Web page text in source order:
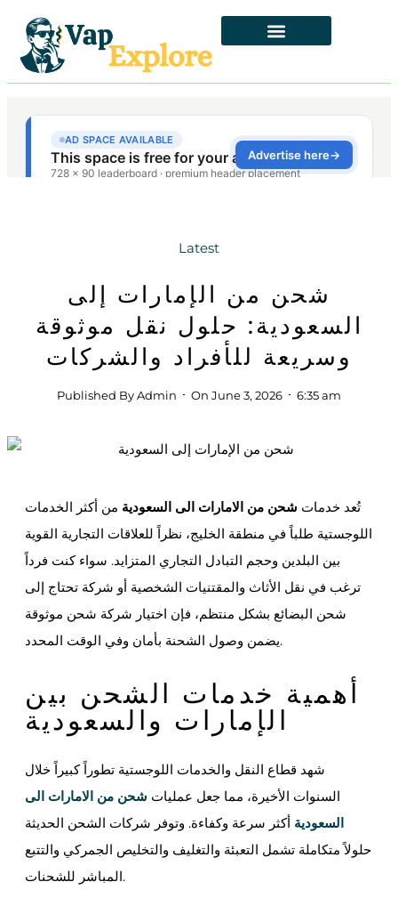
Latest
شحن من الإمارات إلى
السعودية: حلول نقل موثوقة
وسريعة للأفراد والشركات
Published ByAdmin On June 3, 2026 6:35 am
تُعد خدمات شحن من الامارات الى السعودية من أكثر الخدمات
اللوجستية طلباً في منطقة الخليج، نظراً للعلاقات التجارية القوية
بين البلدين وحجم التبادل التجاري المتزايد. سواء كنت فرداً
ترغب في نقل الأثاث والمقتنيات الشخصية أو شركة تحتاج إلى
شحن البضائع بشكل منتظم، فإن اختيار شركة شحن موثوقة
يضمن وصول الشحنة بأمان وفي الوقت المحدد.
أهمية خدمات الشحن بين
الإمارات والسعودية
شهد قطاع النقل والخدمات اللوجستية تطوراً كبيراً خلال
السنوات الأخيرة، مما جعل عمليات شحن من الامارات الى
السعودية أكثر سرعة وكفاءة. وتوفر شركات الشحن الحديثة
حلولاً متكاملة تشمل التعبئة والتغليف والتخليص الجمركي والتتبع
المباشر للشحنات.